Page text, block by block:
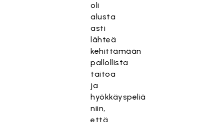
oli
alusta
asti
lähteä
kehittämään
pallollista
taitoa
ja
hyökkäyspeliä
niin,
että